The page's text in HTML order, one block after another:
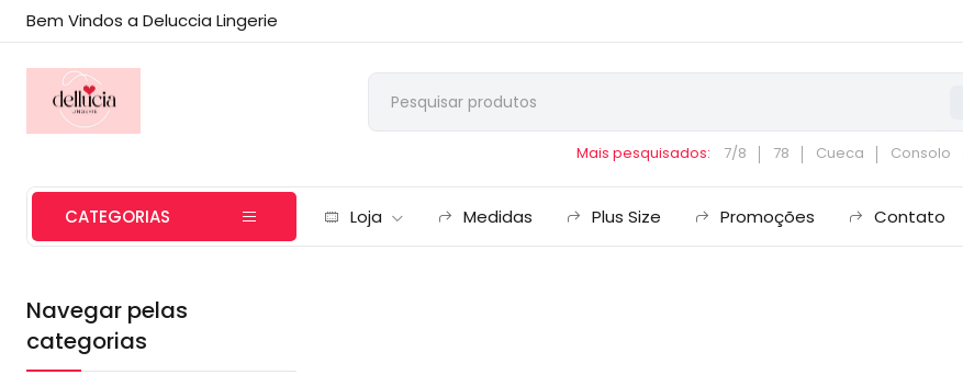
Bem Vindos a Deluccia Lingerie
Mais pesquisados: 7/8 78 Cueca Consolo
CATEGORIAS Loja Medidas Plus Size Promoções Contato
Navegar pelas
categorias